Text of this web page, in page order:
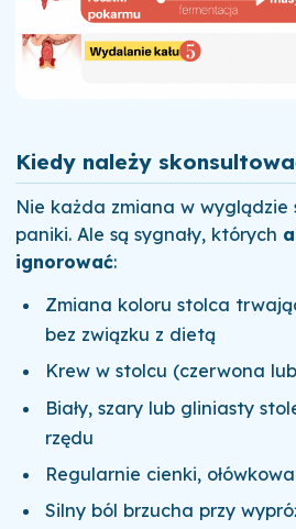
Kiedy należy
Nie każda zmiana w
paniki. Ale są sygnały, których
ignorować:
Zmiana koloru stolca
bez związku z dietą
Krew w stolcu (czerwona
Biały, szary lub gliniasty
rzędu
Regularnie cienki,
Silny ból brzucha przy